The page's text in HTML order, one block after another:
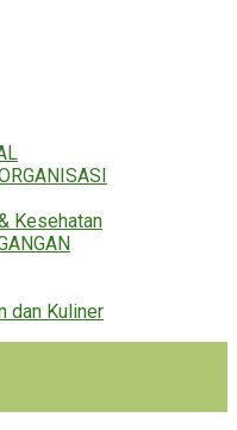
Kesehatan
dan Kuliner